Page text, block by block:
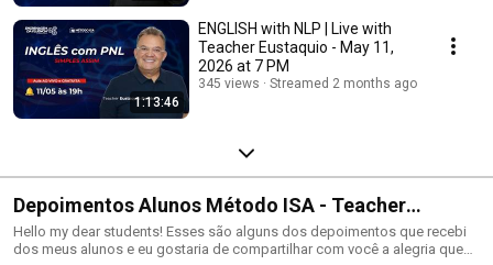
1:13:46
ENGLISH with NLP | Live with
Teacher Eustaquio - May 11,
2026 at 7 PM
345 views Streamed 2 months ago
Depoimentos Alunos Método ISA - Teacher
Eustáquio Pereira
Hello my dear students! Esses são alguns dos depoimentos que recebi
dos meus alunos e eu gostaria de compartilhar com você a alegria que